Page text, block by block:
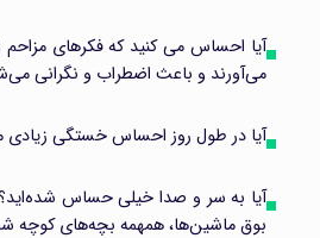
آیا احساس می کنید که فکرهای
می‌‌آورند و باعث اضطراب و نگرانی
آیا در طول روز احساس خستگی زیادی
آیا به سر و صدا خیلی حساس شده‌اید؟
بوق ماشین‌ها، همهمه بچه‌های کوچه